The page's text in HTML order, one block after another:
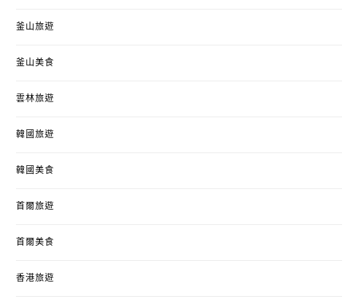
釜山旅遊
釜山美食
雲林旅遊
韓國旅遊
韓國美食
首爾旅遊
首爾美食
香港旅遊